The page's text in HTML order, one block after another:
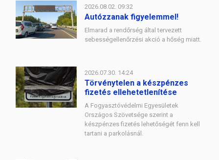
2026.08.02. 09:32
Autózzanak figyelemmel!
Elmarad a rendőrség által tervezett
sebességellenőrzési akció a hőség miatt.
2026.07.30. 14:24
Törvénytelen a készpénzes
fizetés ellehetetlenítése
A Fogyasztóvédelmi Egyesületek
Országos Szövetsége szerint a
készpénzes fizetés lehetőségét fenn kell
tartani a parkolásnál.